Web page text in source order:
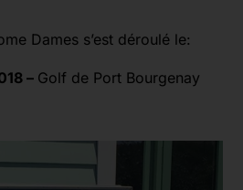
Dames s’est déroulé le:
– Golf de Port Bourgenay